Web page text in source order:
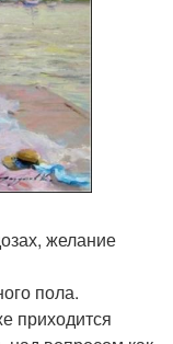
желание
пола.
приходится